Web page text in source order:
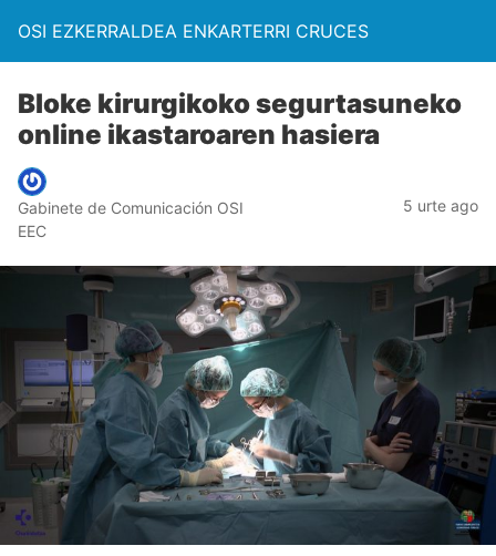
OSI EZKERRALDEA ENKARTERRI CRUCES
Bloke kirurgikoko segurtasuneko
online ikastaroaren hasiera
Gabinete de Comunicación OSI
EEC
5 urte ago